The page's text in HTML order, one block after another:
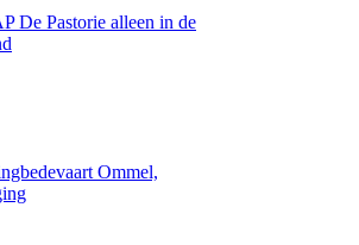
De Pastorie alleen in de
Ommel,